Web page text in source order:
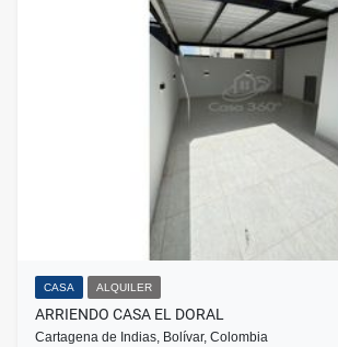
CASA ALQUILER
ARRIENDO CASA EL DORAL
Cartagena de Indias, Bolívar, Colombia